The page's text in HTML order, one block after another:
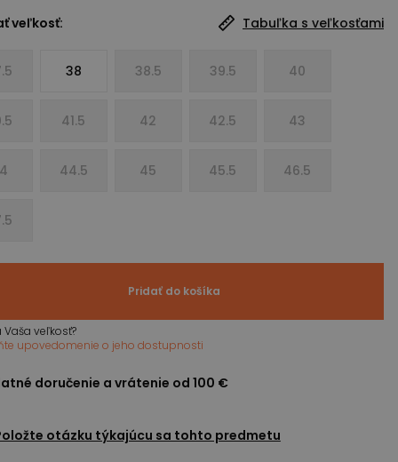
veľkosť: Tabuľka s veľkosťami
38 38.5 39.5 40
41.5 42 42.5 43
44.5 45 45.5 46.5
Pridať do košíka
veľkosť?
upovedomenie o jeho dostupnosti
doručenie a vrátenie od 100 €
otázku týkajúcu sa tohto predmetu